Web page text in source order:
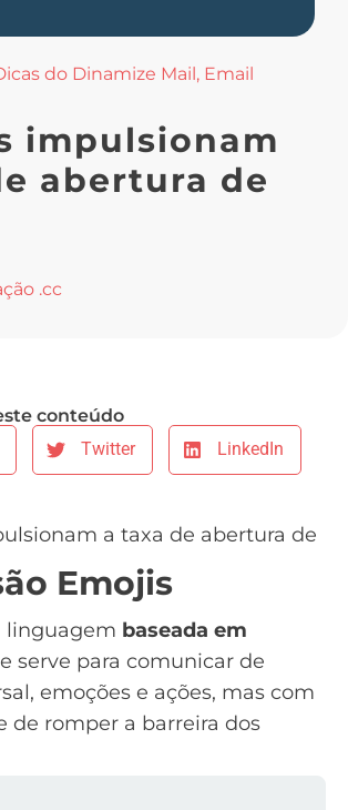
do Dinamize Mail, Email
impulsionam
abertura de
.cc
conteúdo
Twitter LinkedIn
Emojis
linguagem baseada em
serve para comunicar de
emoções e ações, mas com
de romper a barreira dos